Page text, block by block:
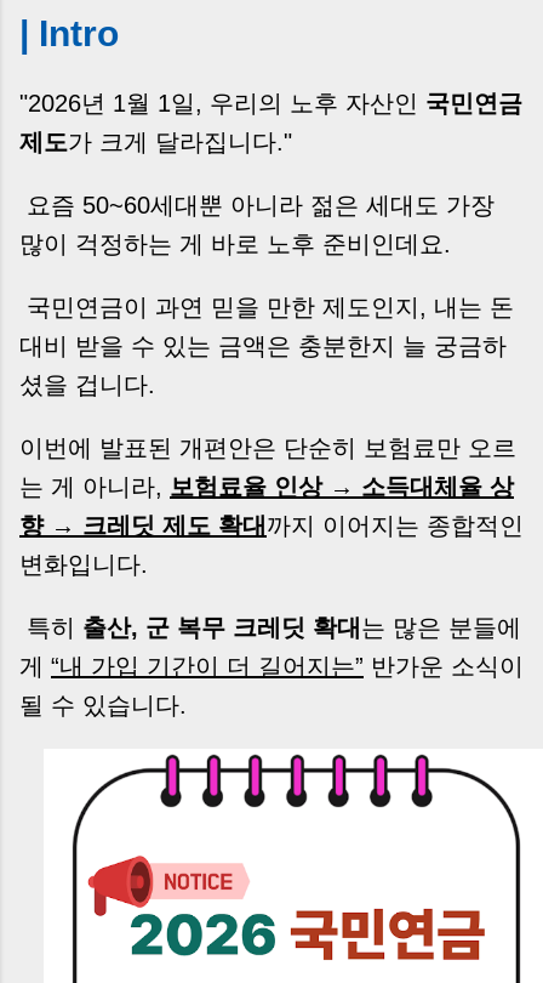
제가 중개 현장에서 겪었던 일입니다. 금요일 오후
3시, 이체 한도에 막혀 송금이 멈췄고 그 자리에서
계약이 무산될 뻔한 아찔한 상황이 있었습니다. 또
어떤 분은 이렇게 말씀하십니다. “내 대출인데 왜
내 통장으로 안 들어오죠?” “매도인이 대출 안 갚
조’를 몰라서 생기는 걱정입니다. 그래서 오늘은
잔금일에 실제로 돈이 어떻게 움직이는지, 왜 사고
가 나는지, 그리고 무엇을 꼭 준비해야 하는지 중
개 실무 기준으로 아주 쉽게 풀어드리겠습니다. 이
글 하나만 제대로 이해하시면, 잔금일이 더 이상
두려운 날이 아니라 “내 집을 완성하는 마지막 퍼
즐” 이 될 수 있습니다. | Introduction (Tap to
“Closing day…...
| Intro
"2026년 1월 1일, 우리의 노후 자산인 국민연금
제도가 크게 달라집니다."
요즘 50~60세대뿐 아니라 젊은 세대도 가장
많이 걱정하는 게 바로 노후 준비인데요.
국민연금이 과연 믿을 만한 제도인지, 내는 돈
대비 받을 수 있는 금액은 충분한지 늘 궁금하
셨을 겁니다.
이번에 발표된 개편안은 단순히 보험료만 오르
는 게 아니라, 보험료율 인상 → 소득대체율 상
향 → 크레딧 제도 확대까지 이어지는 종합적인
변화입니다.
특히 출산, 군 복무 크레딧 확대는 많은 분들에
게 “내 가입 기간이 더 길어지는” 반가운 소식이
될 수 있습니다.